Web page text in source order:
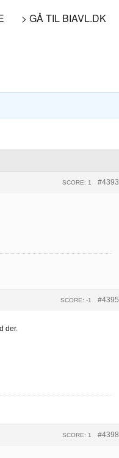
> GÅ TIL BIAVL.DK
#4393
SCORE: 1
#4395
SCORE: -1
der.
#4398
SCORE: 1